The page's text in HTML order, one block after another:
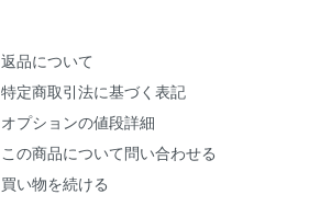
返品について
特定商取引法に基づく表記
オプションの値段詳細
この商品について問い合わせる
買い物を続ける